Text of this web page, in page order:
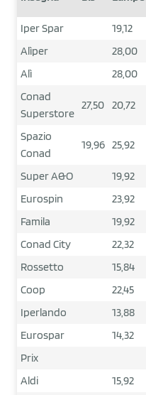
Iper Spar 19,12
Alìper
28,00
Alì
28,00
Conad
Superstore
27,50 20,72
Spazio
Conad
19,96 25,92
Super A&O 19,92
Eurospin
23,92
Famila
19,92
Conad City
22,32
Rossetto
15,84
Coop
22,45
Iperlando
13,88
Eurospar
14,32
Prix
Aldi
15,92